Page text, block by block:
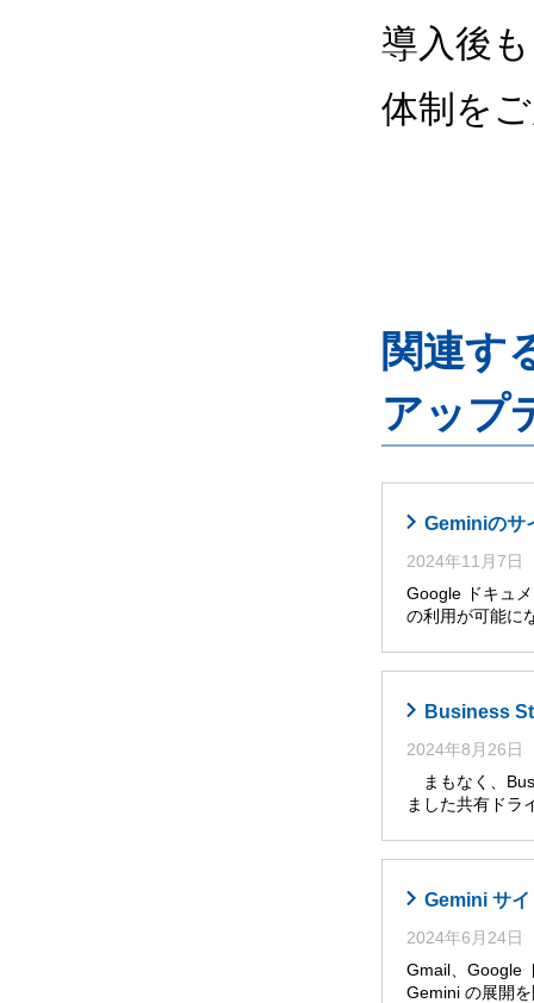
導入後
体制を
関連す
アップ
Geminiのサ
2024年11月7日
Google ドキュ
の利用が可能に
Business
2024年8月26日
まもなく、
ました共有ドラ
Gemini サ
2024年6月24日
Gmail、Google
Gemini の展開